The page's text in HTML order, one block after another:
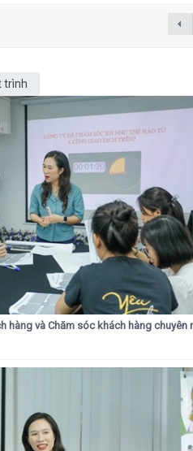
trình
hàng và Chăm sóc khách hàng chuyên